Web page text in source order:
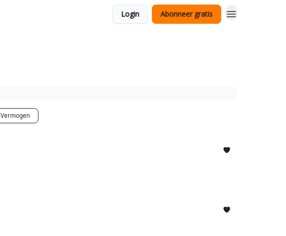
Login Abonneer gratis
Vermogen